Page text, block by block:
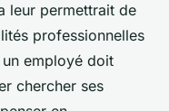
leur permettrait de
professionnelles
employé doit
chercher ses